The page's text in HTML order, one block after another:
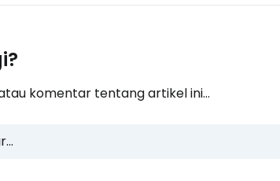
komentar tentang artikel ini...